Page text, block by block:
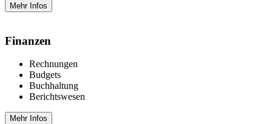
Mehr Infos
Finanzen
Rechnungen
Budgets
Buchhaltung
Berichtswesen
Mehr Infos